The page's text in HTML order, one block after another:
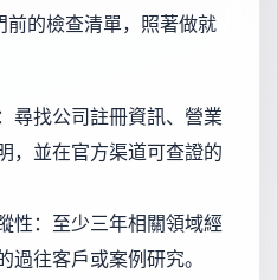
的檢查清單，照著做就
尋找公司註冊資訊、營業
，並在官方渠道可查證的
性：至少三年相關領域經
過往客戶或案例研究。